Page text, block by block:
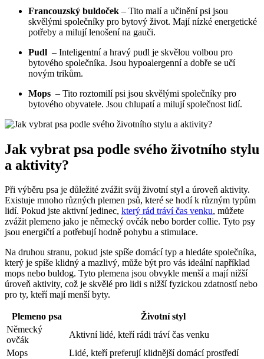
Francouzský buldoček – Tito malí a učinění psi jsou
skvělými ​společníky pro⁣ bytový život.⁣ Mají nízké energetické
potřeby a milují lenošení na gauči.
Pudl ‍ – Inteligentní a hravý pudl je skvělou volbou pro
⁢bytového společníka. Jsou​ hypoalergenní a ​dobře se učí
novým⁢ trikům.
Mops ​ – ‌Tito⁢ roztomilí psi jsou ‌skvělými společníky pro
bytového obyvatele. Jsou chlupatí a milují společnost ⁤lidí.
Jak‌ vybrat psa podle ​svého ‌životního stylu
a aktivity?
Při výběru psa je⁢ důležité ‍zvážit ⁤svůj životní styl a úroveň⁤ aktivity.
Existuje mnoho různých plemen⁢ psů,⁢ které se‌ hodí k různým typům
lidí.​ Pokud ‌jste aktivní jedinec, který rád tráví čas venku, můžete
⁤zvážit plemeno jako je německý ovčák nebo border‌ collie. Tyto psy
jsou ‍energičtí ​a potřebují hodně‌ pohybu a⁤ stimulace.
Na druhou stranu, ⁣pokud ‌jste spíše domácí‍ typ a​ hledáte společníka,
který je spíše klidný a mazlivý, ⁤může být pro vás ideální‌ například‌
mops nebo buldog.⁣ Tyto plemena jsou ​obvykle menší a ‌mají⁢ nižší
úroveň ‍aktivity, ​což je ⁤skvělé pro lidi s nižší fyzickou zdatností nebo
pro ty, kteří mají menší byty.
Plemeno psa
Životní styl
Německý
ovčák
Aktivní lidé, kteří rádi ⁢tráví čas ​venku
Mops
Lidé,⁣ kteří preferují klidnější domácí prostředí